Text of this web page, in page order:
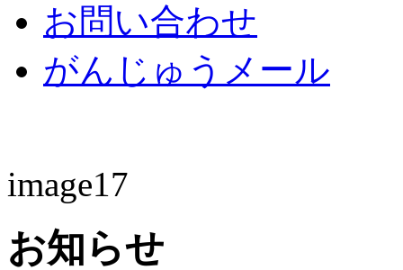
お問い合わせ
がんじゅうメール
image17
お知らせ